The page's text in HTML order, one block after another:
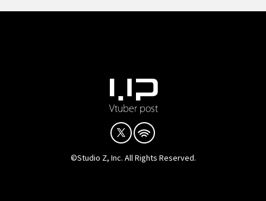
©Studio Z, Inc. All Rights Reserved.